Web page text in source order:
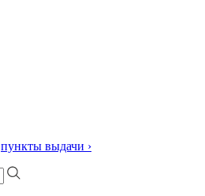
пункты выдачи ›